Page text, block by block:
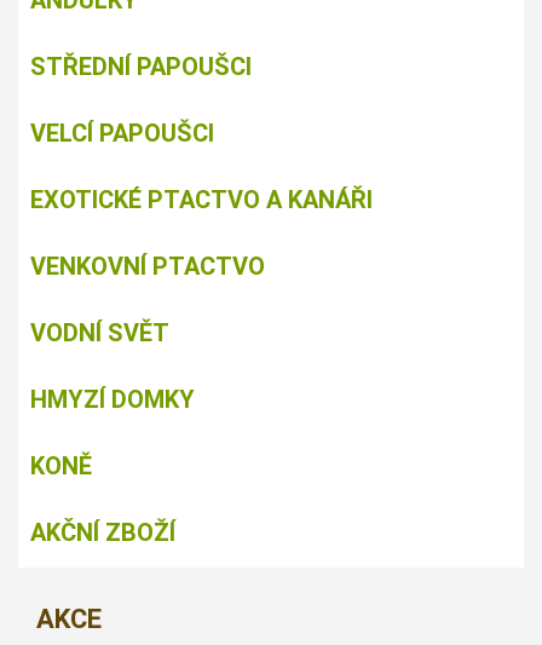
STŘEDNÍ PAPOUŠCI
VELCÍ PAPOUŠCI
EXOTICKÉ PTACTVO A KANÁŘI
VENKOVNÍ PTACTVO
VODNÍ SVĚT
HMYZÍ DOMKY
KONĚ
AKČNÍ ZBOŽÍ
AKCE